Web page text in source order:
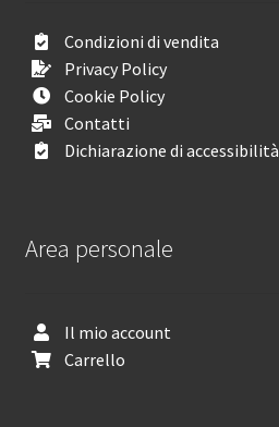
Condizioni di vendita
Privacy Policy
Cookie Policy
Contatti
Dichiarazione di accessibilità
Area personale
Il mio account
Carrello